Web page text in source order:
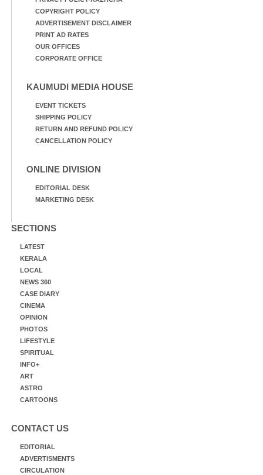
COPYRIGHT POLICY
ADVERTISEMENT DISCLAIMER
PRINT AD RATES
OUR OFFICES
CORPORATE OFFICE
KAUMUDI MEDIA HOUSE
EVENT TICKETS
SHIPPING POLICY
RETURN AND REFUND POLICY
CANCELLATION POLICY
ONLINE DIVISION
EDITORIAL DESK
MARKETING DESK
SECTIONS
LATEST
KERALA
LOCAL
NEWS 360
CASE DIARY
CINEMA
OPINION
PHOTOS
LIFESTYLE
SPIRITUAL
INFO+
ART
ASTRO
CARTOONS
CONTACT US
EDITORIAL
ADVERTISMENTS
CIRCULATION